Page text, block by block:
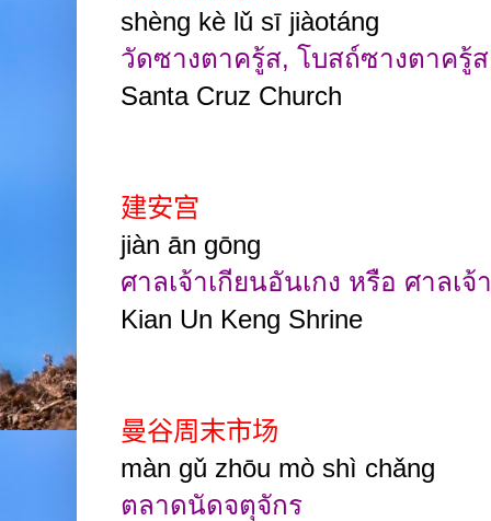
shèng kè lǔ sī jiàotáng
วัดซางตาครู้ส, โบสถ์ซางตาครู้
Santa Cruz Church
建安宫
jiàn ān gōng
ศาลเจ้าเกียนอันเกง หรือ ศาลเ
Kian Un Keng Shrine
曼谷周末市场
màn gǔ zhōu mò shì chǎng
ตลาดนัดจตุจักร